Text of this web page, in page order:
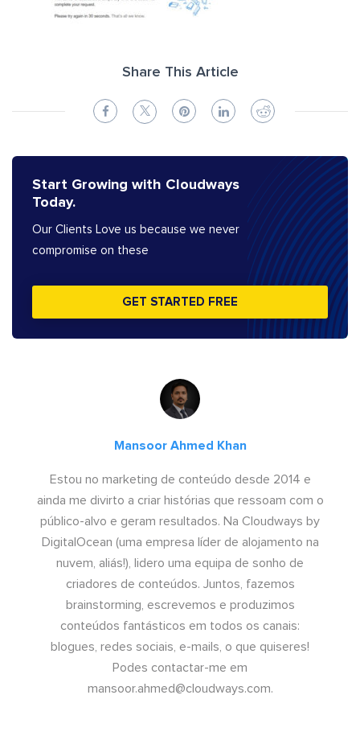
Share This Article
Start Growing with Cloudways
Today.
Our Clients Love us because we never
compromise on these
GET STARTED FREE
Mansoor Ahmed Khan
Estou no marketing de conteúdo desde 2014 e
ainda me divirto a criar histórias que ressoam com o
público-alvo e geram resultados. Na Cloudways by
DigitalOcean (uma empresa líder de alojamento na
nuvem, aliás!), lidero uma equipa de sonho de
criadores de conteúdos. Juntos, fazemos
brainstorming, escrevemos e produzimos
conteúdos fantásticos em todos os canais:
blogues, redes sociais, e-mails, o que quiseres!
Podes contactar-me em
mansoor.ahmed@cloudways.com.